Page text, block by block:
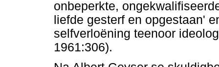
onbeperkte,
liefde gesterf en opgestaan'
selfverloëning teenoor
1961:306).